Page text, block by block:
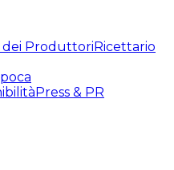
dei ProduttoriRicettario
Press & PR